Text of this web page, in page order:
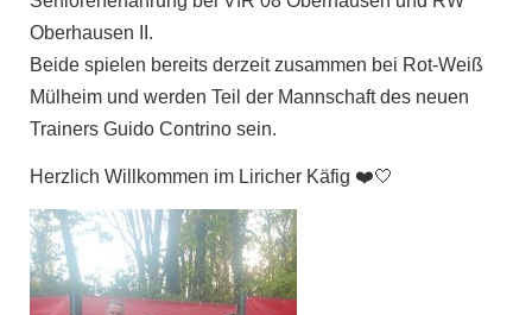
Oberhausen II.
Beide spielen bereits derzeit zusammen bei Rot-Weiß
Mülheim und werden Teil der Mannschaft des neuen
Trainers Guido Contrino sein.
Herzlich Willkommen im Liricher Käfig ❤️🤍